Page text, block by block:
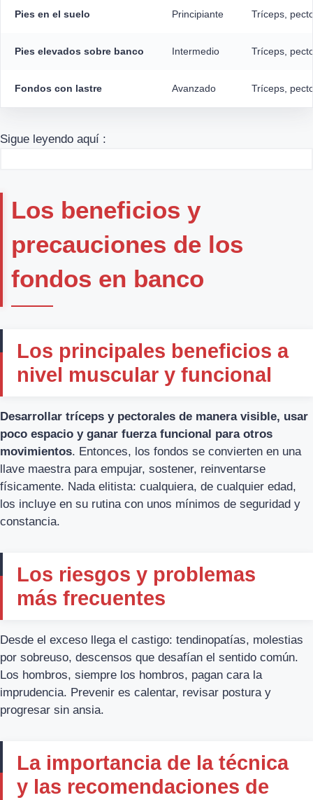
Pies en el suelo Principiante Tríceps,
Pies elevados sobre banco Intermedio Tríceps,
Fondos con lastre Avanzado Tríceps,
Sigue leyendo aquí :
Los beneficios y
precauciones de los
fondos en banco
Los principales beneficios a
nivel muscular y funcional
Desarrollar tríceps y pectorales de manera visible, usar
poco espacio y ganar fuerza funcional para otros
movimientos. Entonces, los fondos se convierten en una
llave maestra para empujar, sostener, reinventarse
físicamente. Nada elitista: cualquiera, de cualquier edad,
los incluye en su rutina con unos mínimos de seguridad y
constancia.
Los riesgos y problemas
más frecuentes
Desde el exceso llega el castigo: tendinopatías, molestias
por sobreuso, descensos que desafían el sentido común.
Los hombros, siempre los hombros, pagan cara la
imprudencia. Prevenir es calentar, revisar postura y
progresar sin ansia.
La importancia de la técnica
y las recomendaciones de